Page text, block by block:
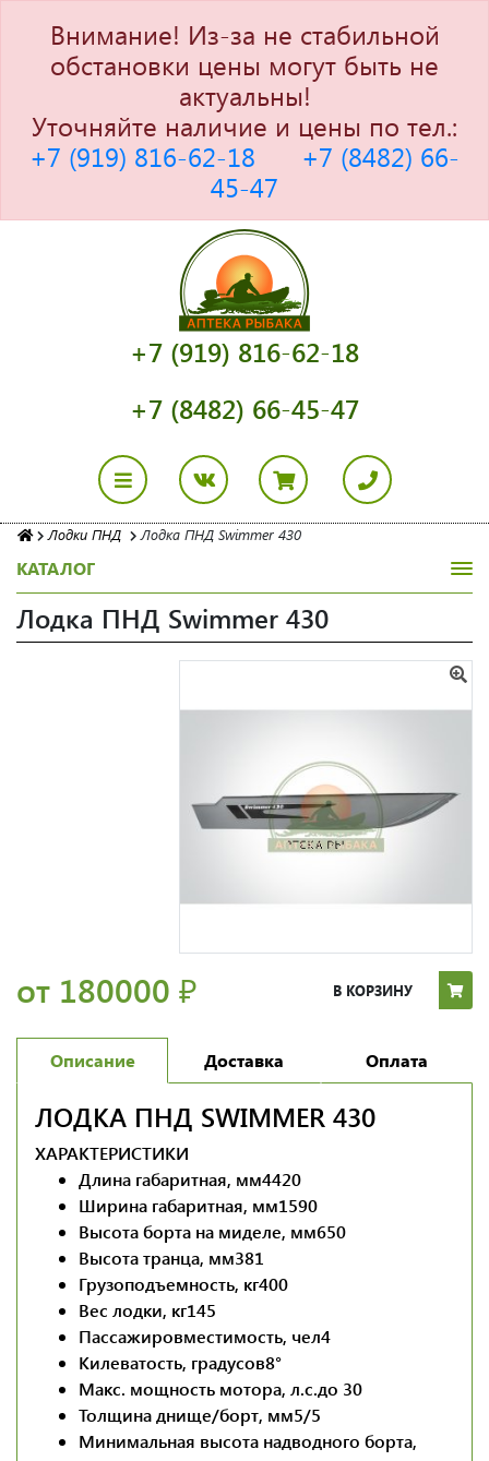
Внимание! Из-за не стабильной
обстановки цены могут быть не
актуальны!
Уточняйте наличие и цены по тел.:
+7 (919) 816-62-18
+7 (8482) 66-
45-47
+7 (919) 816-62-18
+7 (8482) 66-45-47
Лодки ПНД Лодка ПНД Swimmer 430
КАТАЛОГ
Лодка ПНД Swimmer 430
от 180000 ₽ В КОРЗИНУ
Описание Доставка Оплата
ЛОДКА ПНД SWIMMER 430
ХАРАКТЕРИСТИКИ
Длина габаритная, мм4420
Ширина габаритная, мм1590
Высота борта на миделе, мм650
Высота транца, мм381
Грузоподъемность, кг400
Вес лодки, кг145
Пассажировместимость, чел4
Килеватость, градусов8°
Макс. мощность мотора, л.с.до 30
Толщина днище/борт, мм5/5
Минимальная высота надводного борта,